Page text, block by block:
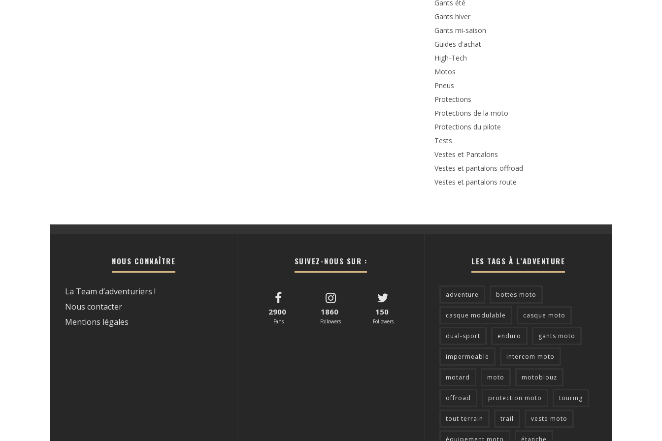
Gants été
Gants hiver
Gants mi-saison
Guides d'achat
High-Tech
Motos
Pneus
Protections
Protections de la moto
Protections du pilote
Tests
Vestes et Pantalons
Vestes et pantalons offroad
Vestes et pantalons route
NOUS CONNAÎTRE
La Team d’adventuriers !
Nous contacter
Mentions légales
SUIVEZ-NOUS SUR :
2900
Fans
1860
Followers
150
Followers
LES TAGS À L’ADVENTURE
adventure bottes moto
casque modulable casque moto
dual-sport enduro gants moto
impermeable intercom moto
motard moto motoblouz
offroad protection moto touring
tout terrain trail veste moto
équipement moto étanche